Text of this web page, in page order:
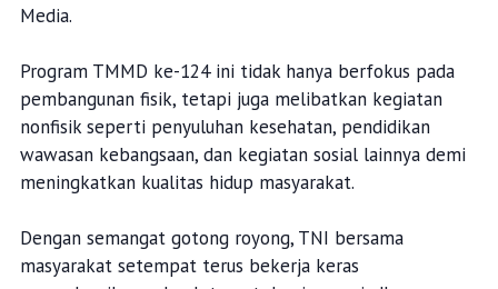
Media.
Program TMMD ke-124 ini tidak hanya berfokus pada
pembangunan fisik, tetapi juga melibatkan kegiatan
nonfisik seperti penyuluhan kesehatan, pendidikan
wawasan kebangsaan, dan kegiatan sosial lainnya demi
meningkatkan kualitas hidup masyarakat.
Dengan semangat gotong royong, TNI bersama
masyarakat setempat terus bekerja keras